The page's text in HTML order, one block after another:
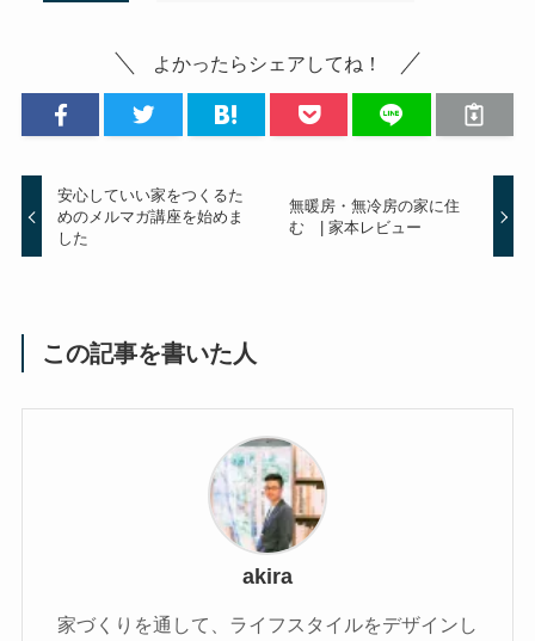
よかったらシェアしてね！
安心していい家をつくるた
めのメルマガ講座を始めま
した
無暖房・無冷房の家に住
む | 家本レビュー
この記事を書いた人
akira
家づくりを通して、ライフスタイルをデザインし